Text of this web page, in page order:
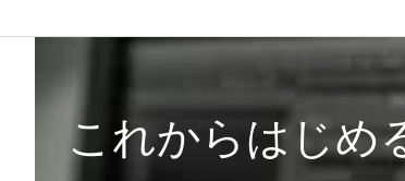
これからはじめ